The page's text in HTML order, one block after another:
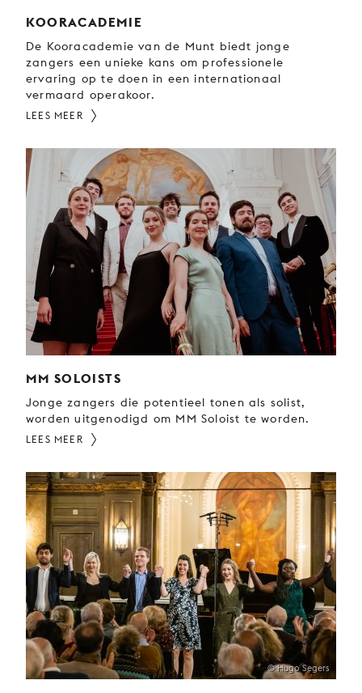
KOORACADEMIE
De Kooracademie van de Munt biedt jonge
zangers een unieke kans om professionele
ervaring op te doen in een internationaal
vermaard operakoor.
LEES MEER
MM SOLOISTS
Jonge zangers die potentieel tonen als solist,
worden uitgenodigd om MM Soloist te worden.
LEES MEER
© Hugo Segers